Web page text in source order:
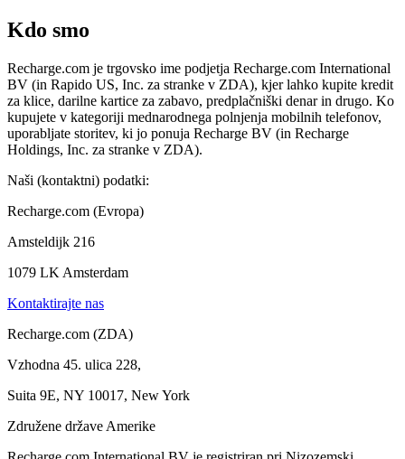
Kdo smo
Recharge.com je trgovsko ime podjetja Recharge.com International
BV (in Rapido US, Inc. za stranke v ZDA), kjer lahko kupite kredit
za klice, darilne kartice za zabavo, predplačniški denar in drugo. Ko
kupujete v kategoriji mednarodnega polnjenja mobilnih telefonov,
uporabljate storitev, ki jo ponuja Recharge BV (in Recharge
Holdings, Inc. za stranke v ZDA).
Naši (kontaktni) podatki:
Recharge.com (Evropa)
Amsteldijk 216
1079 LK Amsterdam
Kontaktirajte nas
Recharge.com (ZDA)
Vzhodna 45. ulica 228,
Suita 9E, NY 10017, New York
Združene države Amerike